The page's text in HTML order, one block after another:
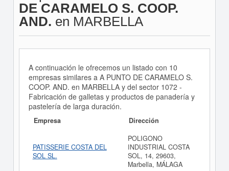
DE CARAMELO S. COOP.
AND. en MARBELLA
A continuación le ofrecemos un listado con 10
empresas similares a A PUNTO DE CARAMELO S.
COOP. AND. en MARBELLA y del sector 1072 -
Fabricación de galletas y productos de panadería y
pastelería de larga duración.
Empresa Dirección
PATISSERIE COSTA DEL
SOL SL.
POLIGONO
INDUSTRIAL COSTA
SOL, 14, 29603,
Marbella, MÁLAGA